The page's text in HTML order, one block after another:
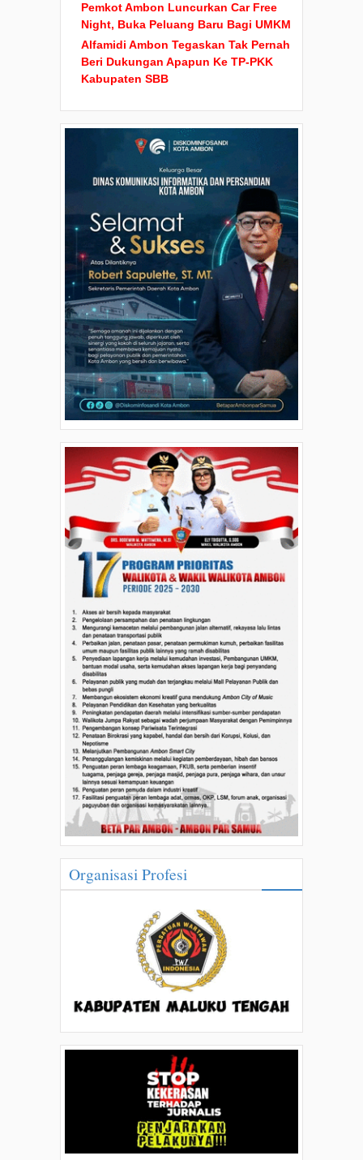
Pemkot Ambon Luncurkan Car Free
Night, Buka Peluang Baru Bagi UMKM
Alfamidi Ambon Tegaskan Tak Pernah
Beri Dukungan Apapun Ke TP-PKK
Kabupaten SBB
Organisasi Profesi